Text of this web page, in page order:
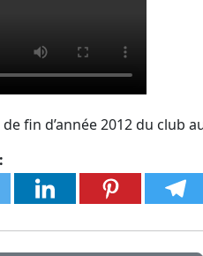
fin d’année 2012 du club